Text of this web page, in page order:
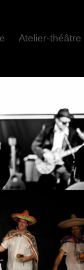
Atelier-théâtre